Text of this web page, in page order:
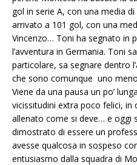
gol in serie A, con una media
arrivato a 101 gol, con una
Vincenzo… Toni ha segnato in
l’avventura in Germania. Toni
particolare, sa segnare dentro
che sono comunque uno
Viene da una pausa un po’
vicissitudini extra poco felici, in
allenato come si deve… e oggi
dimostrato di essere un
avesse qualcosa in sospeso
entusiasmo dalla squadra di